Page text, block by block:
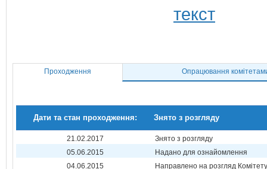
Проходження Опрацювання
Дати та стан проходження: Знято з розгляду
21.02.2017
Знято з розгляду
05.06.2015
Надано для ознайомлення
04.06.2015
Направлено на розгляд Комітету